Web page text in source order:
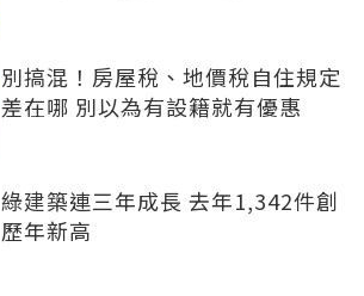
別搞混！房屋稅、地價稅自住規定
差在哪 別以為有設籍就有優惠
綠建築連三年成長 去年1,342件創
歷年新高